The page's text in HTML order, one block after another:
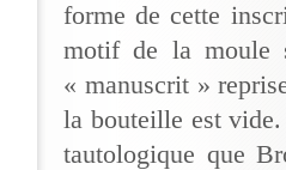
forme de cette
motif de la moule
« manuscrit »
la bouteille est vide.
tautologique que